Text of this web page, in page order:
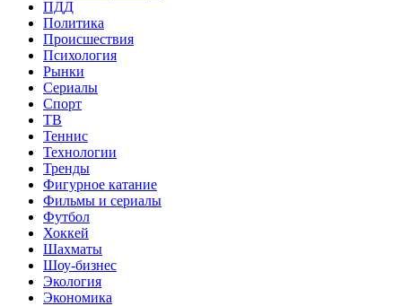
ПДД
Политика
Происшествия
Психология
Рынки
Сериалы
Спорт
ТВ
Теннис
Технологии
Тренды
Фигурное катание
Фильмы и сериалы
Футбол
Хоккей
Шахматы
Шоу-бизнес
Экология
Экономика